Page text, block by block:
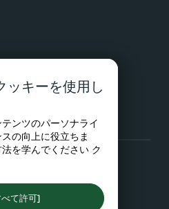
ッキーを使用し
ンツのパーソナライ
の向上に役立ちま
を学んでください ク
て許可]